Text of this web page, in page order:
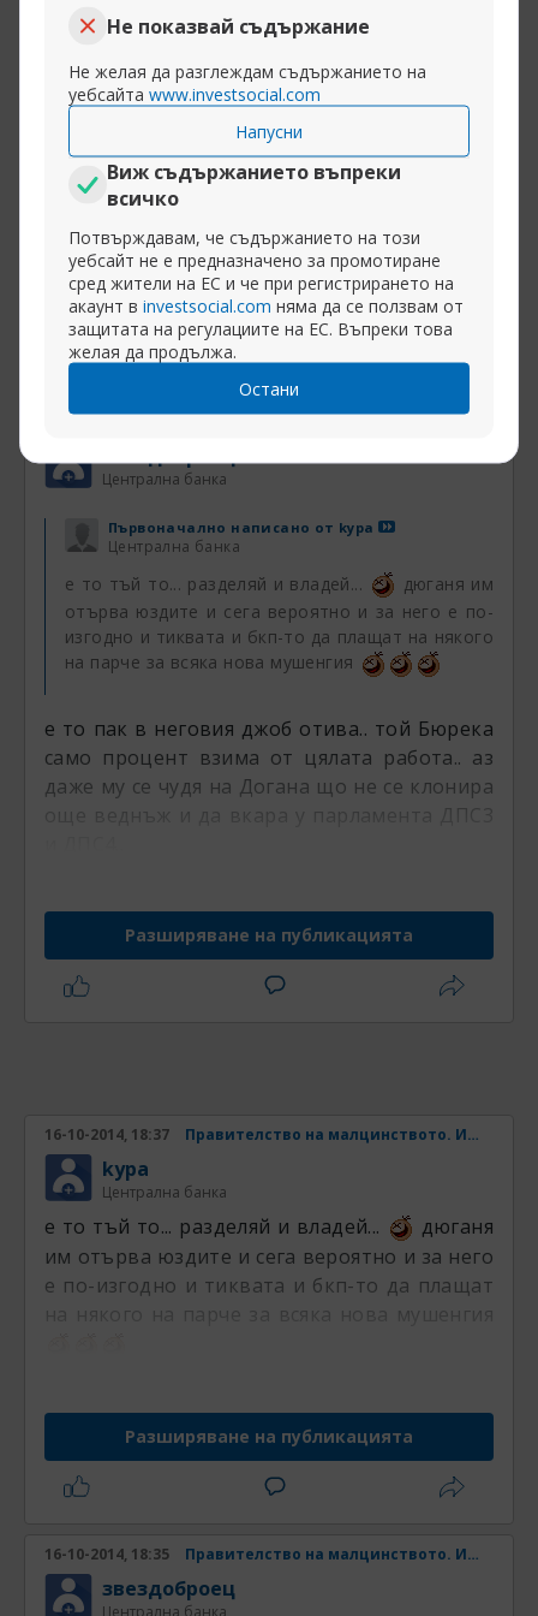
Не показвай съдържание
Не желая да разглеждам съдържанието на
уебсайта www.investsocial.com
Напусни
Виж съдържанието въпреки
всичко
Потвърждавам, че съдържанието на този
уебсайт не е предназначено за промотиране
сред жители на ЕС и че при регистрирането на
акаунт в investsocial.com няма да се ползвам от
защитата на регулациите на ЕС. Въпреки това
желая да продължа.
Остани
Е айде аман от такива ..... Болен понякой път
му се нормализира температурата и прави
смислени неща .... ама Барека във фаза
задълбочаване на психическите отклонения
и не е ясно, кога ще прояви симптоми на
подобрение
Разширяване на публикацията
16-10-2014, 18:39
Централна банка
Първоначално написано от kypa
Централна банка
е то тъй то... разделяй и владей...
дюганя им
отърва юздите и сега вероятно и за него е по-
изгодно и тиквата и бкп-то да плащат на някого
на парче за всяка нова мушенгия
е то пак в неговия джоб отива.. той Бюрека
само процент взима от цялата работа.. аз
даже му се чудя на Догана що не се клонира
още веднъж и да вкара у парламента ДПС3
Разширяване на публикацията
16-10-2014, 18:37 Правителство на малцинството. Има ли шанс? Част 4
kypa
Централна банка
е то тъй то... разделяй и владей...
дюганя
им отърва юздите и сега вероятно и за него
е по-изгодно и тиквата и бкп-то да плащат
Разширяване на публикацията
16-10-2014, 18:35 Правителство на малцинството. Има ли шанс? Част 4
звездоброец
Централна банка